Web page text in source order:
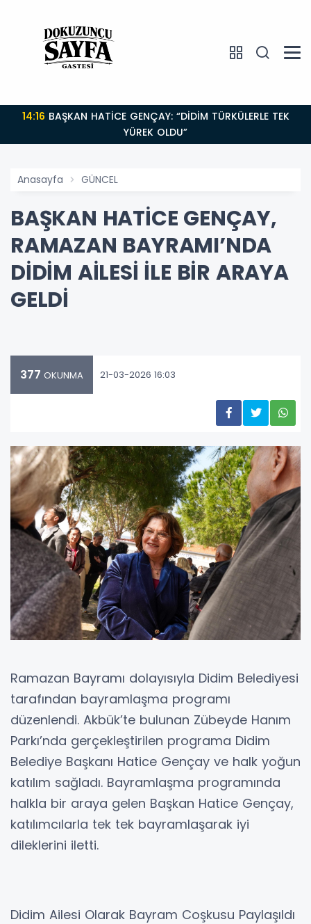
14:16
YÜREK OLDU”
Anasayfa GÜNCEL
BAŞKAN HATİCE GENÇAY,
RAMAZAN BAYRAMI’NDA
DİDİM AİLESİ İLE BİR ARAYA
GELDİ
377 OKUNMA 21-03-2026 16:03
Ramazan Bayramı dolayısıyla Didim Belediyesi
tarafından bayramlaşma programı
düzenlendi. Akbük’te bulunan Zübeyde Hanım
Parkı’nda gerçekleştirilen programa Didim
Belediye Başkanı Hatice Gençay ve halk yoğun
katılım sağladı. Bayramlaşma programında
halkla bir araya gelen Başkan Hatice Gençay,
katılımcılarla tek tek bayramlaşarak iyi
dileklerini iletti.
Didim Ailesi Olarak Bayram Coşkusu Paylaşıldı